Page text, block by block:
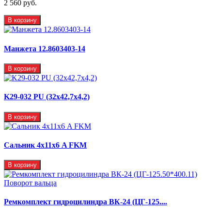
2 560 руб.
В корзину
Манжета 12.8603403-14
В корзину
K29-032 PU (32x42,7x4,2)
В корзину
Сальник 4х11х6 A FKM
В корзину
Ремкомплект гидроцилиндра ВК-24 (ЦГ-125....